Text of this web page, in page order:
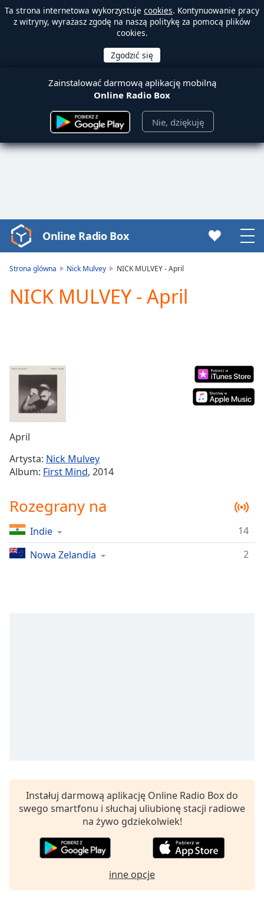
Ta strona internetowa wykorzystuje cookies. Kontynuowanie pracy
z witryny, wyrażasz zgodę na naszą politykę za pomocą plików
cookies.
Zainstalować darmową aplikację mobilną
Online Radio Box
Nie, dziękuję
Video
Player
Play
Video
Mute
Current
Time0:00
Duration-:-
Loaded
Stream
TypeLIVE
live,
currently
liveLIVE
Remaining
Time
settings
opens
subtitles
dialog
subtitles
Online Radio Box
Strona glówna Nick Mulvey NICK MULVEY - April
NICK MULVEY - April
April
Artysta: Nick Mulvey
Album: First Mind, 2014
Rozegrany na
Indie
14
Nowa Zelandia
2
Instałuj darmową aplikację Online Radio Box do
swego smartfonu i słuchaj uliubionę stacji radiowe
na żywo gdziekolwiek!
inne opcje